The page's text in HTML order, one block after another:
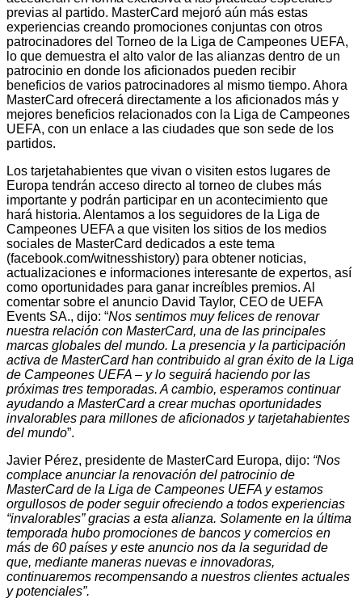
previas al partido. MasterCard mejoró aún más estas
experiencias creando promociones conjuntas con otros
patrocinadores del Torneo de la Liga de Campeones UEFA,
lo que demuestra el alto valor de las alianzas dentro de un
patrocinio en donde los aficionados pueden recibir
beneficios de varios patrocinadores al mismo tiempo. Ahora
MasterCard ofrecerá directamente a los aficionados más y
mejores beneficios relacionados con la Liga de Campeones
UEFA, con un enlace a las ciudades que son sede de los
partidos.
Los tarjetahabientes que vivan o visiten estos lugares de
Europa tendrán acceso directo al torneo de clubes más
importante y podrán participar en un acontecimiento que
hará historia. Alentamos a los seguidores de la Liga de
Campeones UEFA a que visiten los sitios de los medios
sociales de MasterCard dedicados a este tema
(facebook.com/witnesshistory) para obtener noticias,
actualizaciones e informaciones interesante de expertos, así
como oportunidades para ganar increíbles premios. Al
comentar sobre el anuncio David Taylor, CEO de UEFA
Events SA., dijo: “Nos sentimos muy felices de renovar
nuestra relación con MasterCard, una de las principales
marcas globales del mundo. La presencia y la participación
activa de MasterCard han contribuido al gran éxito de la Liga
de Campeones UEFA – y lo seguirá haciendo por las
próximas tres temporadas. A cambio, esperamos continuar
ayudando a MasterCard a crear muchas oportunidades
invalorables para millones de aficionados y tarjetahabientes
del mundo”.
Javier Pérez, presidente de MasterCard Europa, dijo: “Nos
complace anunciar la renovación del patrocinio de
MasterCard de la Liga de Campeones UEFA y estamos
orgullosos de poder seguir ofreciendo a todos experiencias
“invalorables” gracias a esta alianza. Solamente en la última
temporada hubo promociones de bancos y comercios en
más de 60 países y este anuncio nos da la seguridad de
que, mediante maneras nuevas e innovadoras,
continuaremos recompensando a nuestros clientes actuales
y potenciales”.